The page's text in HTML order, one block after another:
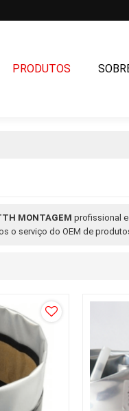
PRODUTOS
MONTAGEM profissional
o serviço do OEM de